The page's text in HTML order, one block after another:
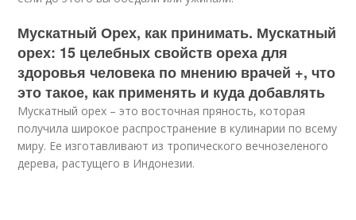
Мускатный Орех, как принимать. Мускатный
орех: 15 целебных свойств ореха для
здоровья человека по мнению врачей +, что
это такое, как применять и куда добавлять
Мускатный орех – это восточная пряность, которая
получила широкое распространение в кулинарии по всему
миру. Ее изготавливают из тропического вечнозеленого
дерева, растущего в Индонезии.